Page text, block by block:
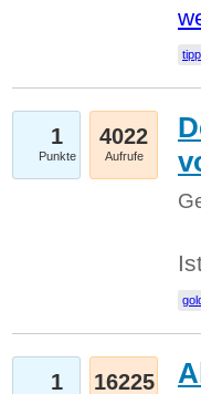
1
Punkte
4022
Aufrufe
1 16225